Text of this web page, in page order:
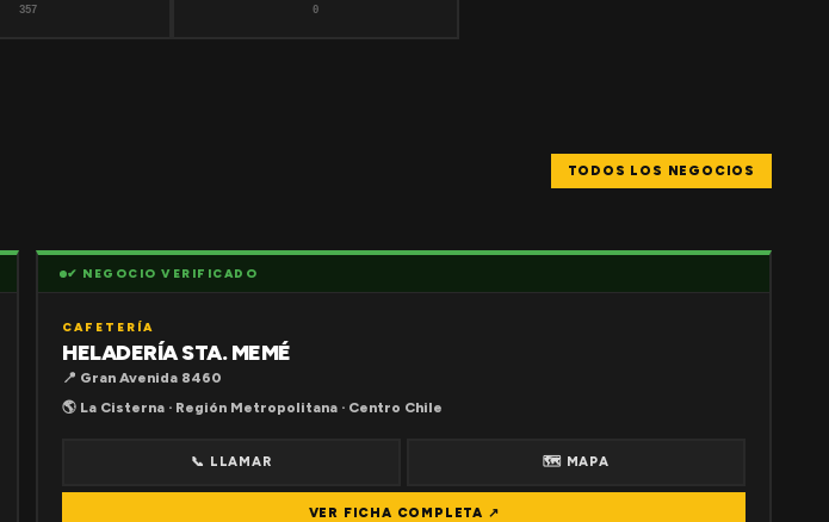
357 0
TODOS LOS NEGOCIOS
✔ NEGOCIO VERIFICADO
CAFETERÍA
HELADERÍA STA. MEMÉ
📍 Gran Avenida 8460
🌎 La Cisterna · Región Metropolitana · Centro Chile
📞 LLAMAR 🗺 MAPA
VER FICHA COMPLETA ↗